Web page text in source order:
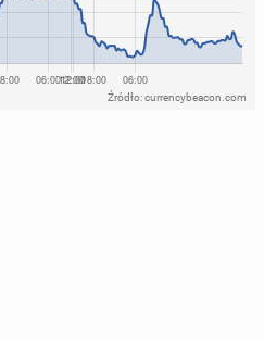
Źródło: currencybeacon.com